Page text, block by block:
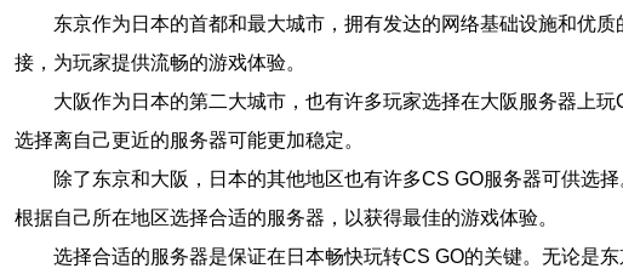
东京作为日本的首都和最大城市，拥有发达的网络基础设施和优
接，为玩家提供流畅的游戏体验。
大阪作为日本的第二大城市，也有许多玩家选择在大阪服务器上
选择离自己更近的服务器可能更加稳定。
除了东京和大阪，日本的其他地区也有许多CS GO服务器可供选
根据自己所在地区选择合适的服务器，以获得最佳的游戏体验。
选择合适的服务器是保证在日本畅快玩转CS GO的关键。无论是